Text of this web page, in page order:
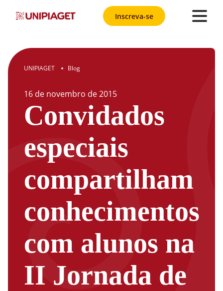
Inscreva-se
UNIPIAGET ● Blog
16 de novembro de2015
Convidados
especiais
compartilham
conhecimentos
com alunos na
II Jornada de